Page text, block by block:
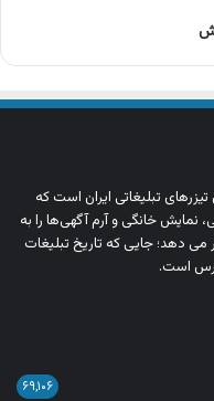
تبلیغاتی ایران است که
نمایش خانگی و آرم‌ آگهی‌ها را به‌
دهد؛ جایی که تاریخ تبلیغات
است.
۶۹,۱۰۶